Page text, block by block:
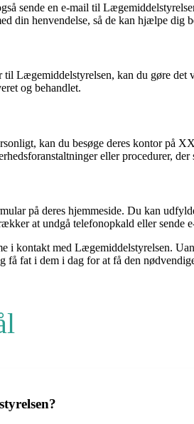
sende en e-mail til
din henvendelse, så de kan hjælpe dig
til Lægemiddelstyrelsen, kan du gøre
og behandlet.
kan du besøge deres kontor på
eller procedurer, der
på deres hjemmeside. Du kan
at undgå telefonopkald eller sende
i kontakt med Lægemiddelstyrelsen.
fat i dem i dag for at få den